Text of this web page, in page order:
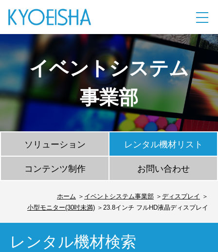
イベントシステム
事業部
ソリューション レンタル機材リスト
コンテンツ制作 お問い合わせ
ホーム イベントシステム事業部
ディスプレイ
小型モニター(30吋未満)
23.8インチ フルHD液晶ディスプレイ
レンタル機材検索